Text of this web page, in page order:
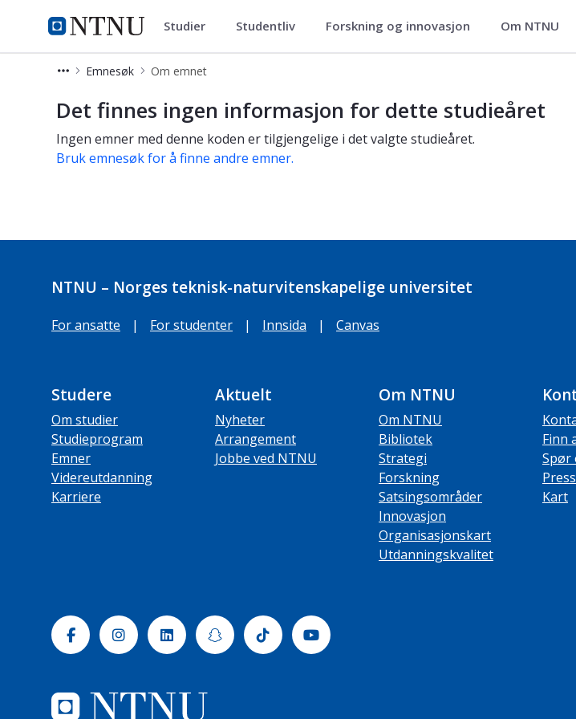
NTNU Hjemmeside
Studier Studier Studentliv Forskning og innovasjon Om NTNU
Emnesøk Om emnet
Om emnetDet finnes ingen informasjon for dette studieåret
Ingen emner med denne koden er tilgjengelige i det valgte studieåret.
Bruk emnesøk for å finne andre emner.
NTNU – Norges teknisk-naturvitenskapelige universitet
For ansatte | For studenter | Innsida | Canvas
Studere
Om studier
Studieprogram
Emner
Videreutdanning
Karriere
Aktuelt
Nyheter
Arrangement
Jobbe ved NTNU
Om NTNU
Om NTNU
Bibliotek
Strategi
Forskning
Satsingsområder
Innovasjon
Organisasjonskart
Utdanningskvalitet
Finn
Spør
Kart
FacebookInstagramLinkedinSnapchatTiktok Youtube